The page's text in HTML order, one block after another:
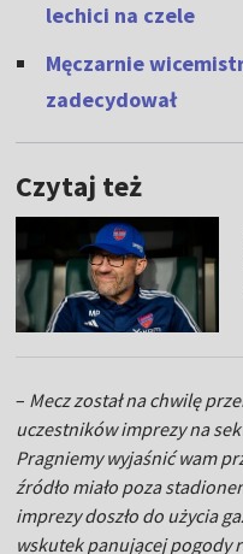
lechici na czele
Męczarnie
zadecydował
Czytaj też
– Mecz został na chwilę
uczestników imprezy na
Pragniemy wyjaśnić wam
źródło miało poza
imprezy doszło do użycia
wskutek panującej pogody